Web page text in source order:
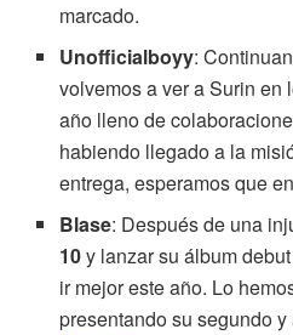
marcado.
Unofficialboyy:
volvemos a ver a Surin
año lleno de
habiendo llegado a la
entrega, esperamos que
Blase: Después de una
10y lanzar su álbum
ir mejor este año. Lo
presentando su segundo